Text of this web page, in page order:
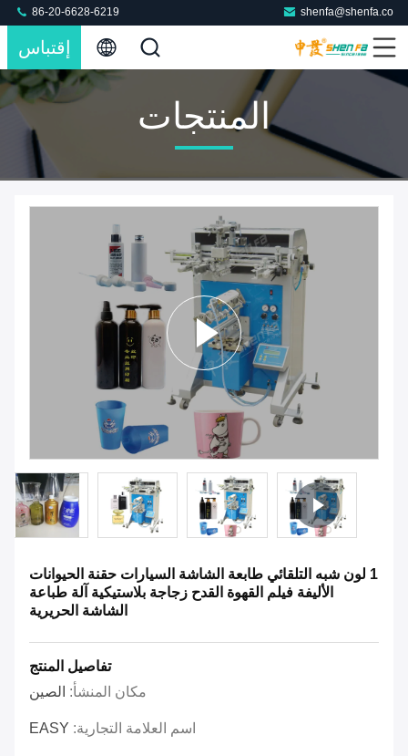
shenfa@shenfa.co
86-20-6628-6219
إقتباس
المنتجات
1 لون شبه التلقائي طابعة الشاشة السيارات حقنة الحيوانات
الأليفة فيلم القهوة القدح زجاجة بلاستيكية آلة طباعة
الشاشة الحريرية
تفاصيل المنتج
مكان المنشأ: الصين
اسم العلامة التجارية: EASY